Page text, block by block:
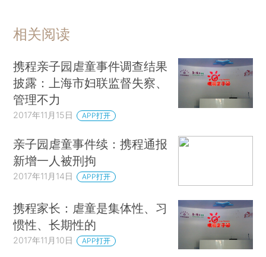
相关阅读
携程亲子园虐童事件调查结果
披露：上海市妇联监督失察、
管理不力
2017年11月15日 APP打开
亲子园虐童事件续：携程通报
新增一人被刑拘
2017年11月14日 APP打开
携程家长：虐童是集体性、习
惯性、长期性的
2017年11月10日 APP打开